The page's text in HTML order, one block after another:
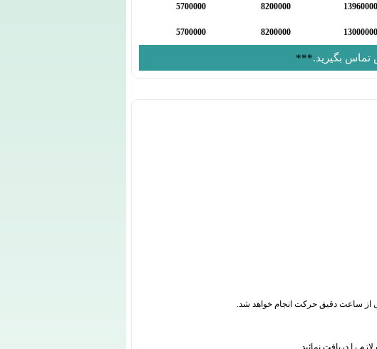
13960000
8200000
5700000
13000000
8200000
5700000
تماس بگیرید.***